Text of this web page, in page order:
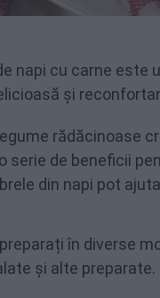
napi cu carne
și
rădăcinoase
serie de beneficii
din napi pot
în diverse
și alte preparate.